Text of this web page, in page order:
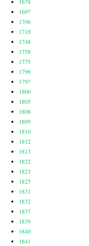
1697
1706
1718
1748
1758
1775
1796
1797
1800
1805
1808
1809
1810
1812
1813
1822
1823
1825
1831
1832
1837
1839
1840
1841